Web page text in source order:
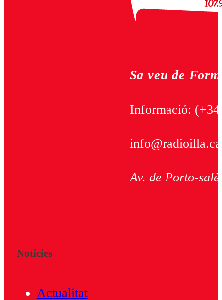
Sa veu de
Informació:
Av. de Porto-
Notícies
Actualitat